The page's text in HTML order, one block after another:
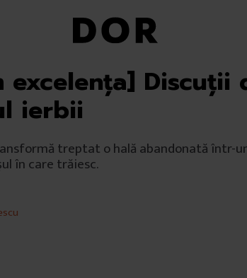
excelența] Discuții
ierbii
treptat o hală abandonată într-
în care trăiesc.